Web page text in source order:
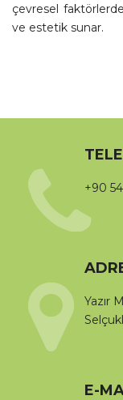
çevresel
ve estetik sunar.
+90
Yazır
E-